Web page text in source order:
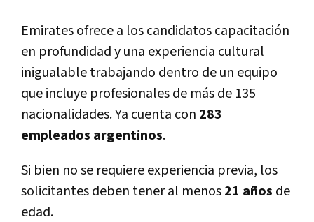
Emirates ofrece a los candidatos capacitación
en profundidad y una experiencia cultural
inigualable trabajando dentro de un equipo
que incluye profesionales de más de 135
nacionalidades. Ya cuenta con 283
empleados argentinos.
Si bien no se requiere experiencia previa, los
solicitantes deben tener al menos21 años de
edad.